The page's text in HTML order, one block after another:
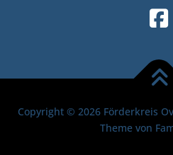
Copyright © 2026 Förderkreis
Theme von